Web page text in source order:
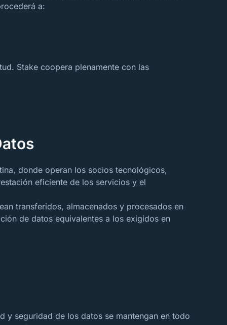
a:
Stake coopera plenamente con las
donde operan los socios tecnológicos,
eficiente de los servicios y el
transferidos, almacenados y procesados en
de datos equivalentes a los exigidos en
y seguridad de los datos se mantengan en todo